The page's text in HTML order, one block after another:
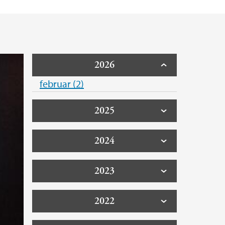
2026
februar (2)
2025
2024
2023
2022